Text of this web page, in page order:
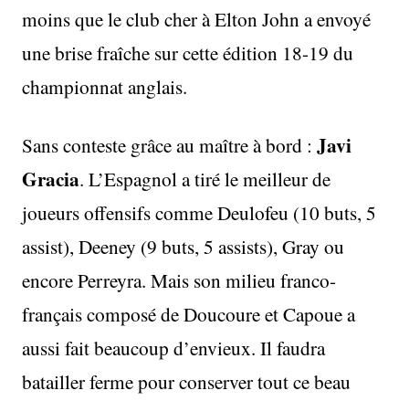
moins que le club cher à Elton John a envoyé
une brise fraîche sur cette édition 18-19 du
championnat anglais.
Sans conteste grâce au maître à bord : Javi
Gracia. L’Espagnol a tiré le meilleur de
joueurs offensifs comme Deulofeu (10 buts, 5
assist), Deeney (9 buts, 5 assists), Gray ou
encore Perreyra. Mais son milieu franco-
français composé de Doucoure et Capoue a
aussi fait beaucoup d’envieux. Il faudra
batailler ferme pour conserver tout ce beau